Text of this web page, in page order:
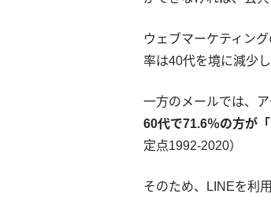
ウェブマーケティン
率は40代を境に減少
一方のメールでは、
60代で71.6％の方が
定点1992-2020）
そのため、LINEを利